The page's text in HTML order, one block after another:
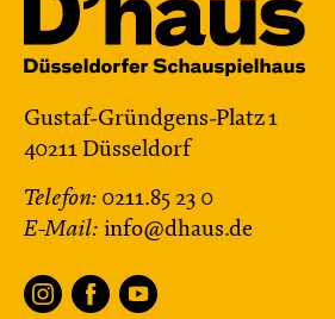
Gustaf-Gründgens-Platz 1
40211 Düsseldorf
Telefon: 0211.85 23 0
E-Mail: info@dhaus.de